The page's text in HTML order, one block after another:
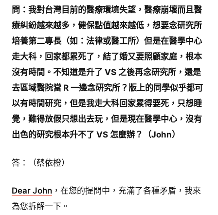
問：我對台灣目前的醫療環境失望，醫療崩壞而且醫
療糾紛越來越多，健保點值越來越低，想要念研究所
培養第二專長（如：法律或醫工所）但是在醫學中心
走大科，回家都累死了，結了婚又要照顧家庭，根本
沒有時間。不知道是升了 VS 之後再念研究所，還是
去區域醫院當 R 一邊念研究所？版上的同學似乎都可
以有時間研究，但是我走大科回家累得要死，只想睡
覺，難得放假只想出去玩，但是現在醫學中心，沒有
出色的研究根本升不了 VS 怎麼辦？（John）
答：（蔡依橙）
Dear John ，在您的提問中，充滿了各種矛盾，我來
為您拆解一下。